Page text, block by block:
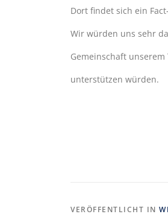
Dort findet sich ein
Wir würden uns sehr
Gemeinschaft
unterstützen würden.
VERÖFFENTLICHT IN